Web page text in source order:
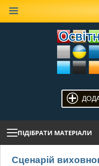
ПІДІБРАТИ МАТЕРІАЛИ
Сценарій